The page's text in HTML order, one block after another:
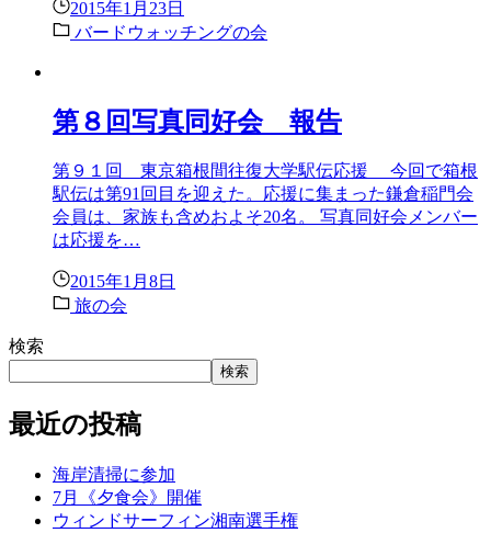
2015年1月23日
バードウォッチングの会
第８回写真同好会 報告
第９１回 東京箱根間往復大学駅伝応援 今回で箱根
駅伝は第91回目を迎えた。応援に集まった鎌倉稲門会
会員は、家族も含めおよそ20名。 写真同好会メンバー
は応援を…
2015年1月8日
旅の会
検索
検索
最近の投稿
海岸清掃に参加
7月《夕食会》開催
ウィンドサーフィン湘南選手権